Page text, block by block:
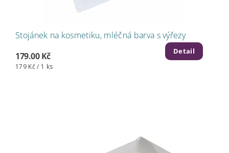
Stojánek na kosmetiku, mléčná barva s výřezy
179.00 Kč
179 Kč / 1 ks
Detail